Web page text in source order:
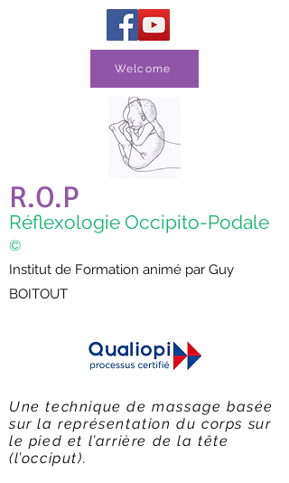
Welcome
R.O.P
Réflexologie Occipito-Podale
©
Institut de Formation animé par Guy
BOITOUT
Une technique de massage basée
sur la représentation du corps sur
le pied et l’arrière de la tête
(l’occiput).